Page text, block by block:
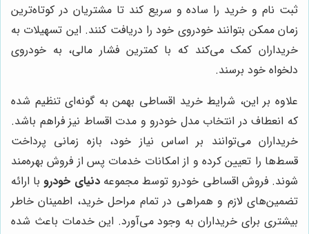
ثبت نام و خرید را ساده و سریع کند تا مشتریان در کوتاه‌ترین
زمان ممکن بتوانند خودروی خود را دریافت کنند. این تسهیلات به
خریداران کمک می‌کند که با کمترین فشار مالی، به خودروی
دلخواه خود برسند.
علاوه بر این، شرایط خرید اقساطی بهمن به گونه‌ای تنظیم شده
که انعطاف در انتخاب مدل خودرو و مدت اقساط نیز فراهم باشد.
خریداران می‌توانند بر اساس نیاز خود، بازه زمانی پرداخت
قسط‌ها را تعیین کرده و از امکانات خدمات پس از فروش بهره‌مند
شوند. فروش اقساطی خودرو توسط مجموعهدنیای خودروبا ارائه
تضمین‌های لازم و همراهی در تمام مراحل خرید، اطمینان خاطر
بیشتری برای خریداران به وجود می‌آورد. این خدمات باعث شده